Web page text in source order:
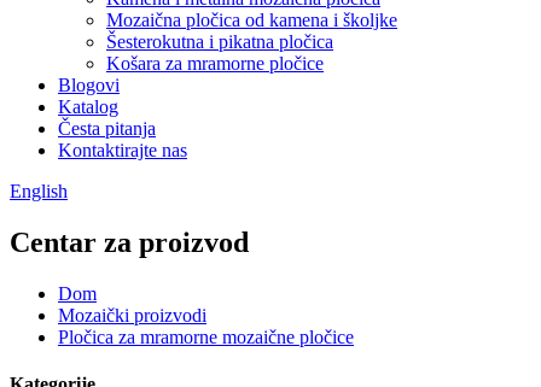
Mozaična pločica od kamena i školjke
Šesterokutna i pikatna pločica
Košara za mramorne pločice
Blogovi
Katalog
Česta pitanja
Kontaktirajte nas
English
Centar za proizvod
Dom
Mozaički proizvodi
Pločica za mramorne mozaične pločice